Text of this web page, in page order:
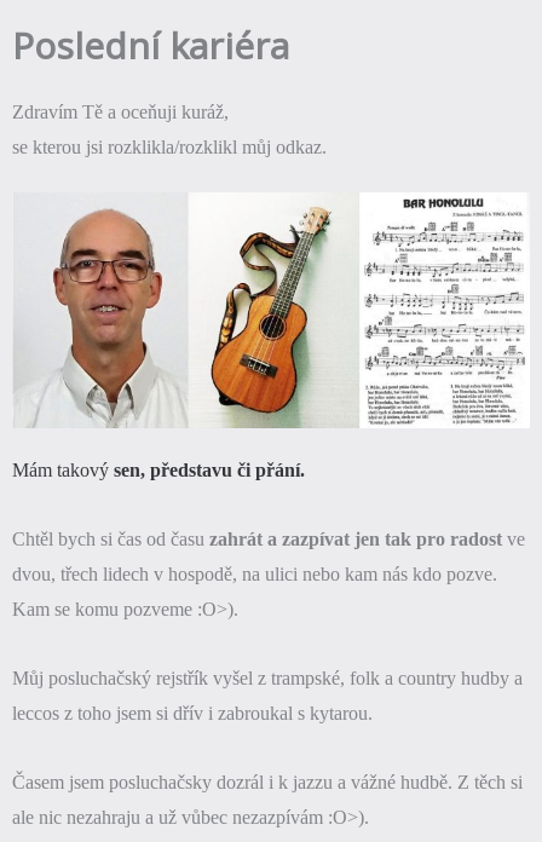
Poslední kariéra
Zdravím Tě a oceňuji kuráž,
se kterou jsi rozklikla/rozklikl můj odkaz.
Mám takový sen, představu či přání.
Chtěl bych si čas od času zahrát a zazpívat jen tak pro radost ve
dvou, třech lidech v hospodě, na ulici nebo kam nás kdo pozve.
Kam se komu pozveme :O>).
Můj posluchačský rejstřík vyšel z trampské, folk a country hudby a
leccos z toho jsem si dřív i zabroukal s kytarou.
Časem jsem posluchačsky dozrál i k jazzu a vážné hudbě. Z těch si
ale nic nezahraju a už vůbec nezazpívám :O>).